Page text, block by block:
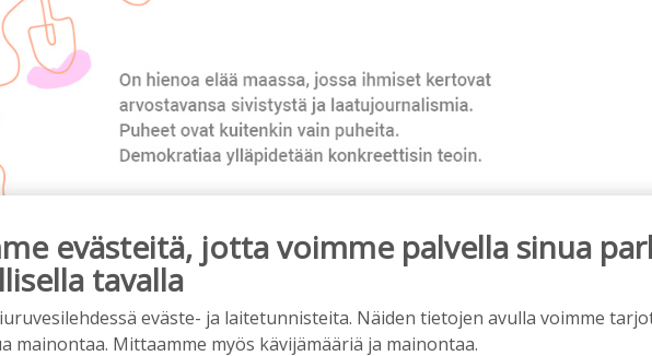
mainos päättyy
evästeitä, jotta voimme palvella sinua
tavalla
eväste- ja laitetunnisteita. Näiden tietojen avulla voimme
mainontaa. Mittaamme myös kävijämääriä ja mainontaa.